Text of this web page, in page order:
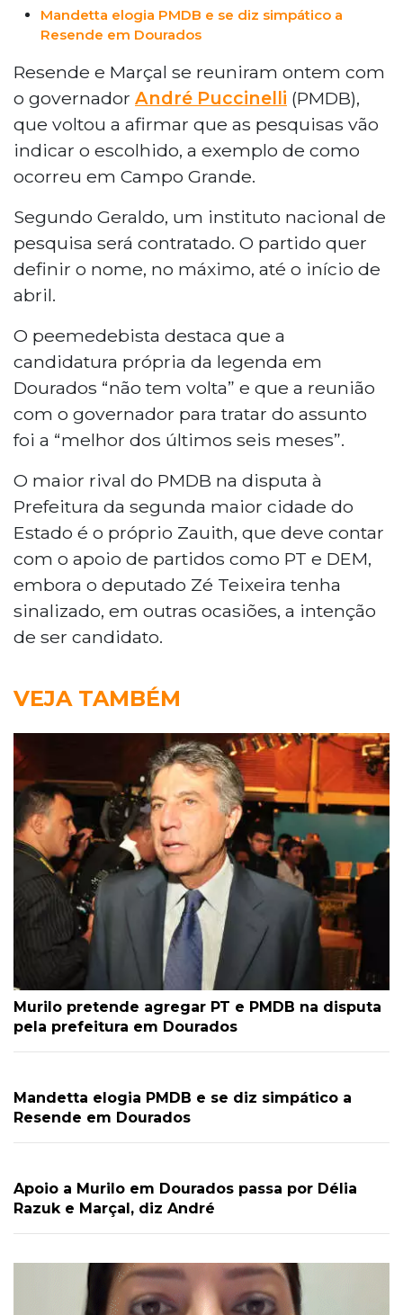
Mandetta elogia PMDB e se diz simpático a
Resende em Dourados
Resende e Marçal se reuniram ontem com
o governador André Puccinelli (PMDB),
que voltou a afirmar que as pesquisas vão
indicar o escolhido, a exemplo de como
ocorreu em Campo Grande.
Segundo Geraldo, um instituto nacional de
pesquisa será contratado. O partido quer
definir o nome, no máximo, até o início de
abril.
O peemedebista destaca que a
candidatura própria da legenda em
Dourados “não tem volta” e que a reunião
com o governador para tratar do assunto
foi a “melhor dos últimos seis meses”.
O maior rival do PMDB na disputa à
Prefeitura da segunda maior cidade do
Estado é o próprio Zauith, que deve contar
com o apoio de partidos como PT e DEM,
embora o deputado Zé Teixeira tenha
sinalizado, em outras ocasiões, a intenção
de ser candidato.
VEJA TAMBÉM
Murilo pretende agregar PT e PMDB na disputa
pela prefeitura em Dourados
Mandetta elogia PMDB e se diz simpático a
Resende em Dourados
Apoio a Murilo em Dourados passa por Délia
Razuk e Marçal, diz André